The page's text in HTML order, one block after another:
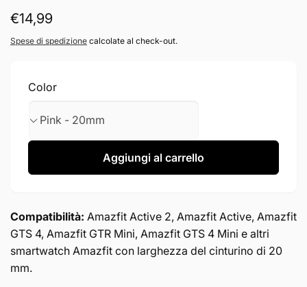
Prezzo
di
€14,99
Spese di spedizione calcolate al check-out.
Color
Aggiungi al carrello
Compatibilità: Amazfit Active 2, Amazfit Active, Amazfit
GTS 4, Amazfit GTR Mini, Amazfit GTS 4 Mini e altri
smartwatch Amazfit con larghezza del cinturino di 20
mm.